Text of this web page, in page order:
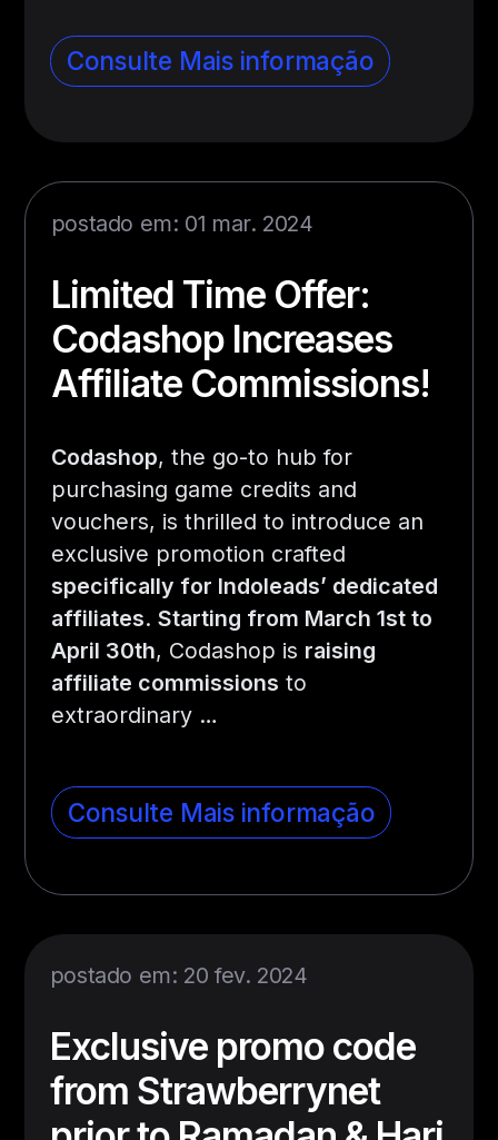
Consulte Mais informação
postado em: 01 mar. 2024
Limited Time Offer:
Codashop Increases
Affiliate Commissions!
Codashop, the go-to hub for
purchasing game credits and
vouchers, is thrilled to introduce an
exclusive promotion crafted
specifically for Indoleads’ dedicated
affiliates. Starting from March 1st to
April 30th, Codashop is raising
affiliate commissions to
extraordinary …
Consulte Mais informação
postado em: 20 fev. 2024
Exclusive promo code
from Strawberrynet